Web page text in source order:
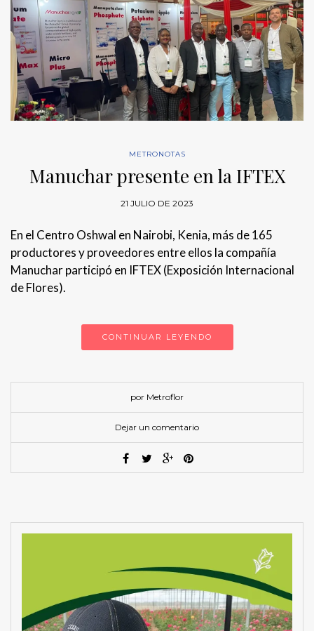
METRONOTAS
Manuchar presente en la IFTEX
21 JULIO DE 2023
En el Centro Oshwal en Nairobi, Kenia, más de 165
productores y proveedores entre ellos la compañía
Manuchar participó en IFTEX (Exposición Internacional
de Flores).
CONTINUAR LEYENDO
por Metroflor
Dejar un comentario